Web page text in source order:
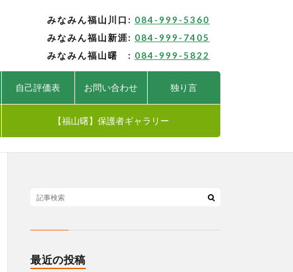
みなみん福山川口: 084-999-5360
みなみん福山新涯: 084-999-7405
みなみん福山曙 : 084-999-5822
自己評価表 お問い合わせ 独り言
【福山曙】保護者ギャラリー
最近の投稿